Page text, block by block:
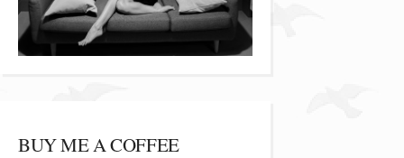
BUY ME A COFFEE